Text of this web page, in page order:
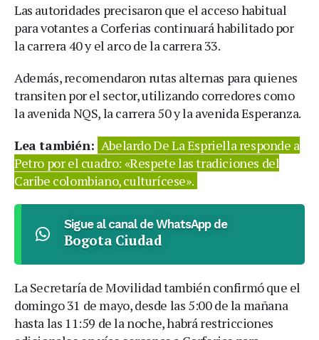
Las autoridades precisaron que el acceso habitual
para votantes a Corferias continuará habilitado por
la carrera 40 y el arco de la carrera 33.
Además, recomendaron rutas alternas para quienes
transiten por el sector, utilizando corredores como
la avenida NQS, la carrera 50 y la avenida Esperanza.
Lea también: Abelardo De La Espriella responde a
Petro por el cuadro: «Respete las tradiciones del
Caribe colombiano, culturícese».
Sigue al canal de WhatsApp de
Bogota Ciudad
La Secretaría de Movilidad también confirmó que el
domingo 31 de mayo, desde las 5:00 de la mañana
hasta las 11:59 de la noche, habrá restricciones